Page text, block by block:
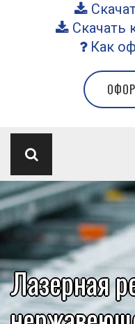
Скачать
Как
Лазерная